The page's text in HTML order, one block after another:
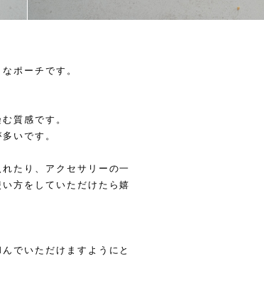
ポーチです。
質感です。
いです。
たり、アクセサリーの一
方をしていただけたら嬉
でいただけますようにと